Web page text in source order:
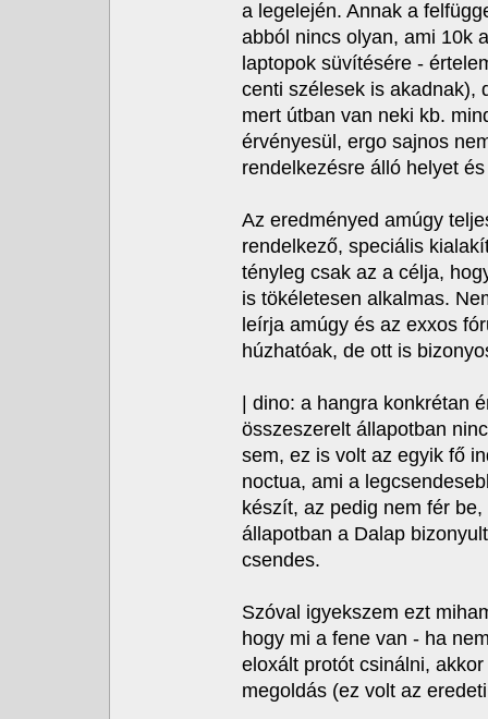
a legelején. Annak a
abból nincs olyan, ami 10k
laptopok süvítésére -
centi szélesek is akadnak),
mert útban van neki kb.
érvényesül, ergo sajnos
rendelkezésre álló helyet
Az eredményed amúgy
rendelkező, speciális
tényleg csak az a célja,
is tökéletesen alkalmas.
leírja amúgy és az exxos
húzhatóak, de ott is
| dino: a hangra konkrétan
összeszerelt állapotban
sem, ez is volt az egyik fő
noctua, ami a
készít, az pedig nem fér
állapotban a Dalap
csendes.
Szóval igyekszem ezt
hogy mi a fene van - ha
eloxált protót csinálni,
megoldás (ez volt az